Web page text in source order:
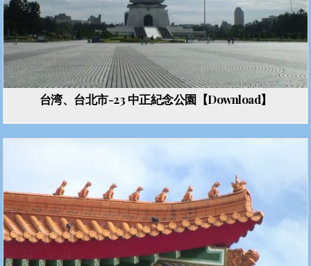
台湾、台北市-23 中正紀念公園【Download】